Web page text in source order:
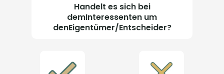
Handelt es sich bei
demInteressenten um
denEigentümer/Entscheider?